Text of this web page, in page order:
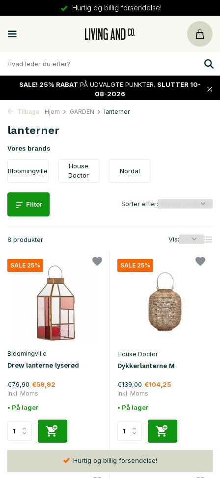
Hurtig og billig forsendelse!
SALE! 25% RABAT PÅ UDVALGTE PUNKTER. SLUTTER 10-
08-2026
Tilbage Hjem GARDEN lanterner
lanterner
Vores brands
Bloomingville
House
Doctor
Nordal
Filter
8 produkter Vis:
Sorter efter:
SALE 25%
Bloomingville
Drew lanterne lyserød
€79,90 €59,92
Inkl. Moms
• På lager
SALE 25%
House Doctor
Dykkerlanterne M
€139,00 €104,25
Inkl. Moms
• På lager
Hurtig og billig forsendelse!